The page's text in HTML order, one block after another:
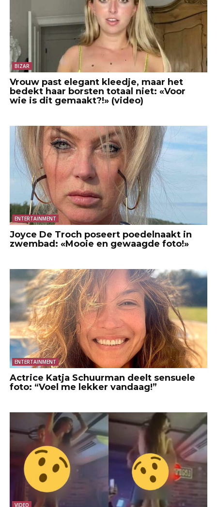
BIZAR
Vrouw past elegant kleedje, maar het
bedekt haar borsten totaal niet: «Voor
wie is dit gemaakt?!» (video)
ENTERTAINMENT
Joyce De Troch poseert poedelnaakt in
zwembad: «Mooie en gewaagde foto!»
ENTERTAINMENT
Actrice Katja Schuurman deelt sensuele
foto: “Voel me lekker vandaag!”
VIDEO